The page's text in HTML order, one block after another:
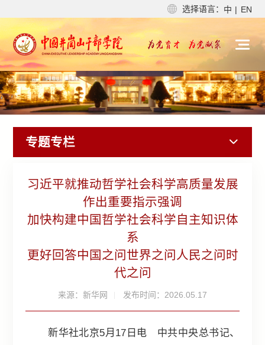
选择语言： 中 | EN
专题专栏
习近平就推动哲学社会科学高质量发展
作出重要指示强调
加快构建中国哲学社会科学自主知识体
系
更好回答中国之问世界之问人民之问时
代之问
来源：新华网 发布时间：2026.05.17
新华社北京5月17日电 中共中央总书记、